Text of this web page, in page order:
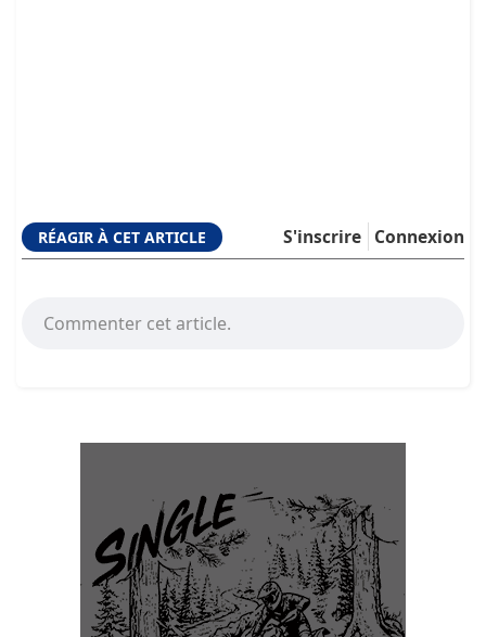
RÉAGIR À CET ARTICLE Connexion
S'inscrire
Commenter cet article.